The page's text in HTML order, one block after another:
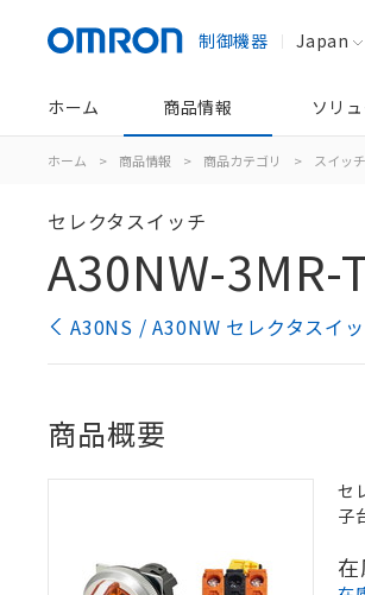
制御機器 Japan
ホーム 商品情報 ソリ
ホーム > 商品情報 > 商品カテゴリ > スイッチ
セレクタスイッチ
A30NW-3MR-
A30NS / A30NW セレクタスイ
商品概要
セ
子